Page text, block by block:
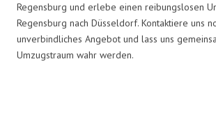
Regensburg und erlebe einen reibungslosen
Regensburg nach Düsseldorf. Kontaktiere uns
unverbindliches Angebot und lass uns
Umzugstraum wahr werden.